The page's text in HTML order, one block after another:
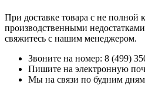
При доставке товара с не полной
производственными
свяжитесь с нашим менеджером.
Звоните на номер: 8 (499)
Пишите на электронную
Мы на связи по будним дням